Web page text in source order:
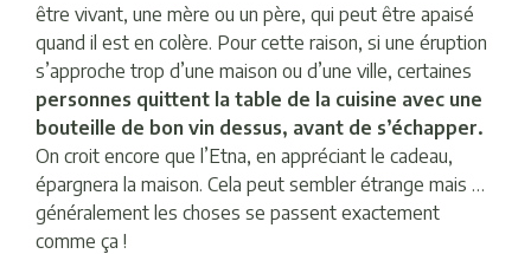
être vivant, une mère ou un père, qui peut être apaisé
quand il est en colère. Pour cette raison, si une éruption
s’approche trop d’une maison ou d’une ville, certaines
personnes quittent la table de la cuisine avec une
bouteille de bon vin dessus, avant de s’échapper.
On croit encore que l’Etna, en appréciant le cadeau,
épargnera la maison. Cela peut sembler étrange mais …
généralement les choses se passent exactement
comme ça !